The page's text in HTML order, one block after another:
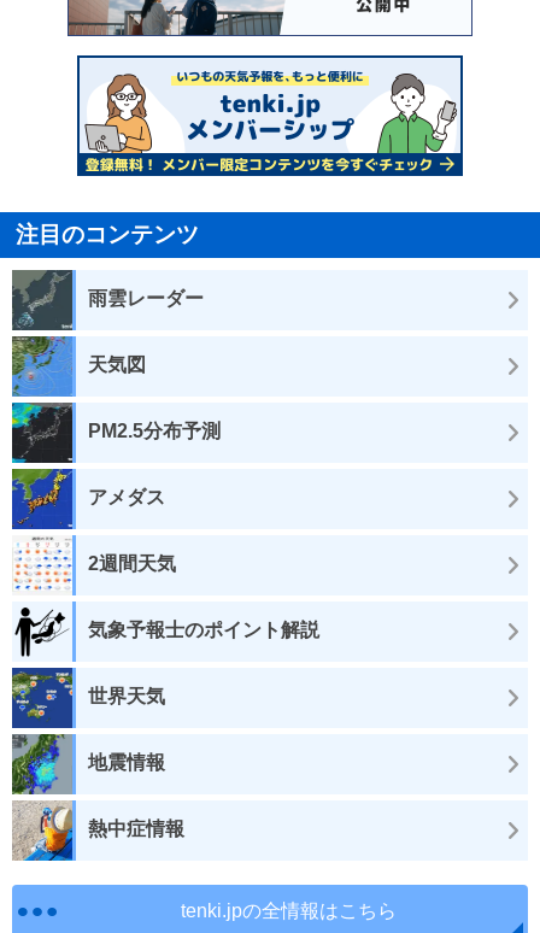
注目のコンテンツ
雨雲レーダー
天気図
PM2.5分布予測
アメダス
2週間天気
気象予報士のポイント解説
世界天気
地震情報
熱中症情報
tenki.jpの全情報はこちら